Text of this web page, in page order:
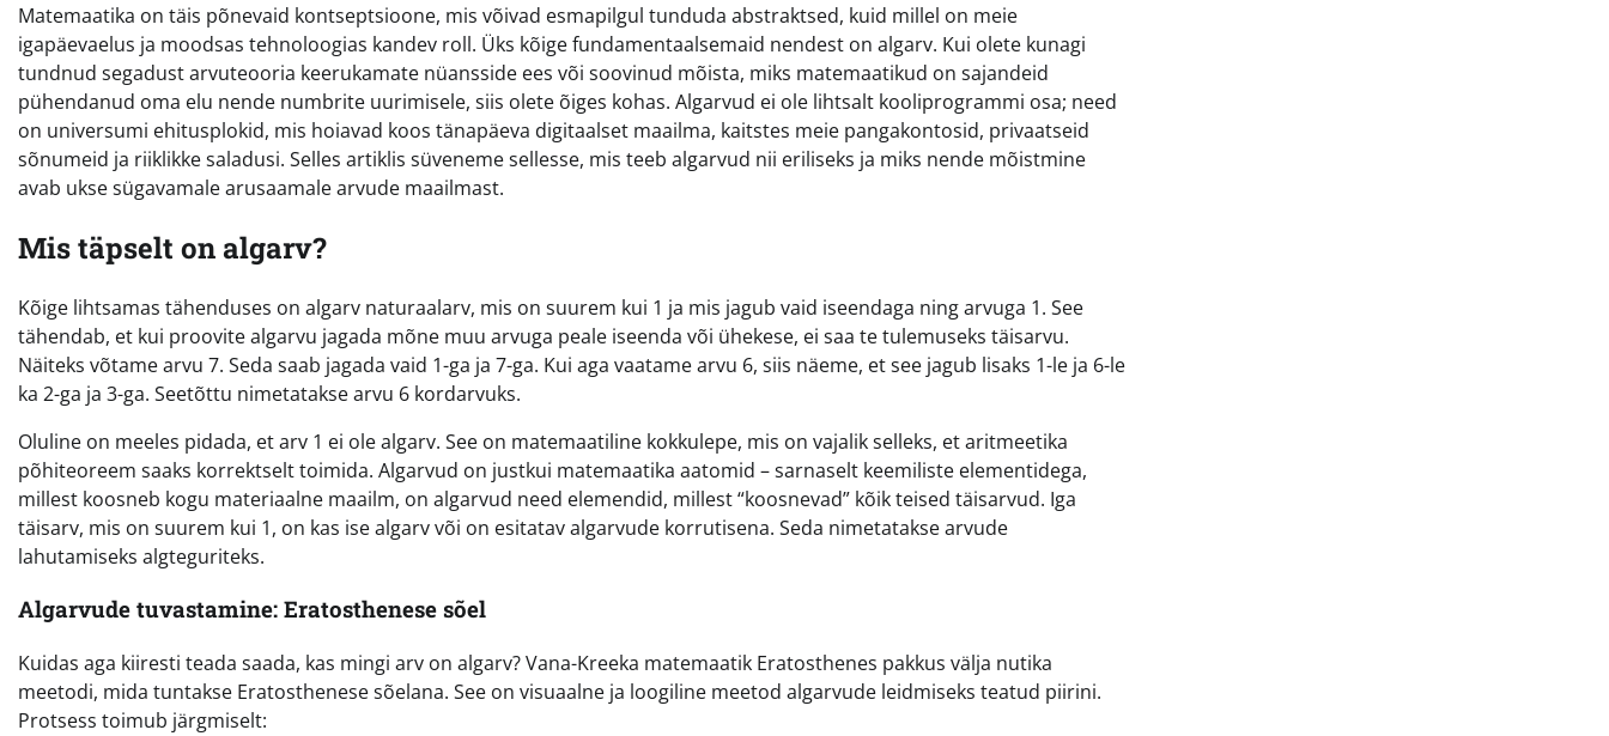
Matemaatika on täis põnevaid kontseptsioone, mis võivad esmapilgul tunduda abstraktsed, kuid millel on meie
igapäevaelus ja moodsas tehnoloogias kandev roll. Üks kõige fundamentaalsemaid nendest on algarv. Kui olete kunagi
tundnud segadust arvuteooria keerukamate nüansside ees või soovinud mõista, miks matemaatikud on sajandeid
pühendanud oma elu nende numbrite uurimisele, siis olete õiges kohas. Algarvud ei ole lihtsalt kooliprogrammi osa; need
on universumi ehitusplokid, mis hoiavad koos tänapäeva digitaalset maailma, kaitstes meie pangakontosid, privaatseid
sõnumeid ja riiklikke saladusi. Selles artiklis süveneme sellesse, mis teeb algarvud nii eriliseks ja miks nende mõistmine
avab ukse sügavamale arusaamale arvude maailmast.
Mis täpselt on algarv?
Kõige lihtsamas tähenduses on algarv naturaalarv, mis on suurem kui 1 ja mis jagub vaid iseendaga ning arvuga 1. See
tähendab, et kui proovite algarvu jagada mõne muu arvuga peale iseenda või ühekese, ei saa te tulemuseks täisarvu.
Näiteks võtame arvu 7. Seda saab jagada vaid 1-ga ja 7-ga. Kui aga vaatame arvu 6, siis näeme, et see jagub lisaks 1-le ja 6-le
ka 2-ga ja 3-ga. Seetõttu nimetatakse arvu 6 kordarvuks.
Oluline on meeles pidada, et arv 1 ei ole algarv. See on matemaatiline kokkulepe, mis on vajalik selleks, et aritmeetika
põhiteoreem saaks korrektselt toimida. Algarvud on justkui matemaatika aatomid – sarnaselt keemiliste elementidega,
millest koosneb kogu materiaalne maailm, on algarvud need elemendid, millest “koosnevad” kõik teised täisarvud. Iga
täisarv, mis on suurem kui 1, on kas ise algarv või on esitatav algarvude korrutisena. Seda nimetatakse arvude
lahutamiseks algteguriteks.
Algarvude tuvastamine: Eratosthenese sõel
Kuidas aga kiiresti teada saada, kas mingi arv on algarv? Vana-Kreeka matemaatik Eratosthenes pakkus välja nutika
meetodi, mida tuntakse Eratosthenese sõelana. See on visuaalne ja loogiline meetod algarvude leidmiseks teatud piirini.
Protsess toimub järgmiselt: